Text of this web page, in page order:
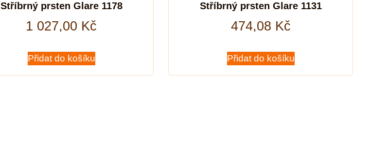
Stříbrný prsten Glare 1178
1 027,00 Kč
Přidat do košíku
Stříbrný prsten Glare 1131
474,08 Kč
Přidat do košíku